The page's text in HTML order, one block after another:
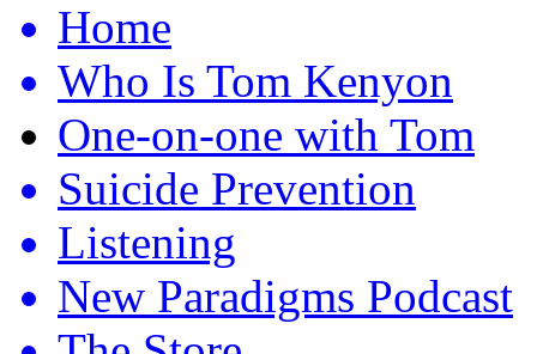
Home
Who Is Tom Kenyon
One-on-one with Tom
Suicide Prevention
Listening
New Paradigms Podcast